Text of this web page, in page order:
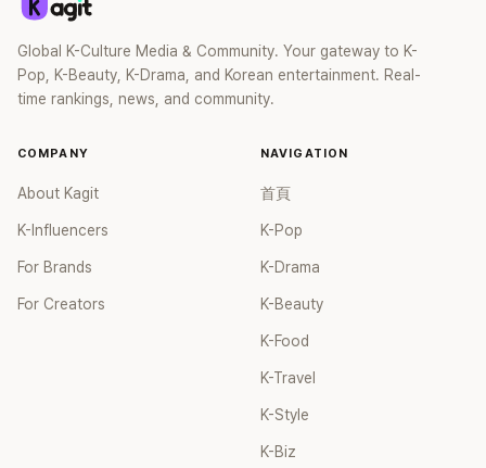
Global K-Culture Media & Community. Your gateway to K-
Pop, K-Beauty, K-Drama, and Korean entertainment. Real-
time rankings, news, and community.
COMPANY
About Kagit
K-Influencers
For Brands
For Creators
NAVIGATION
首頁
K-Pop
K-Drama
K-Beauty
K-Food
K-Travel
K-Style
K-Biz